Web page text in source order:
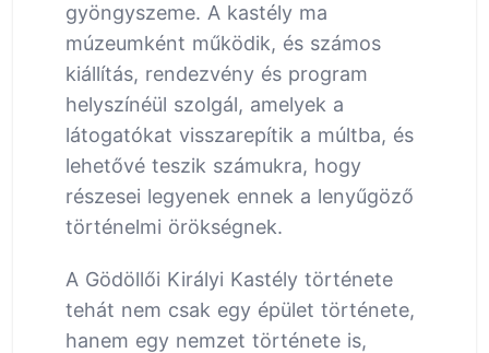
gyöngyszeme. A kastély ma
múzeumként működik, és számos
kiállítás, rendezvény és program
helyszínéül szolgál, amelyek a
látogatókat visszarepítik a múltba, és
lehetővé teszik számukra, hogy
részesei legyenek ennek a lenyűgöző
történelmi örökségnek.
A Gödöllői Királyi Kastély története
tehát nem csak egy épület története,
hanem egy nemzet története is,